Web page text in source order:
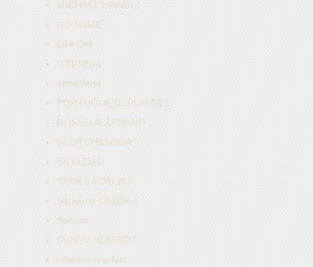
MICHAEL LINNELL
NO NAME
OFFON
ORIGINAL
ottod'Ame
PORTUGUESE FLANNEL
ROSSO ALTIGIANO
SCOTCH&SODA
SILKLOAD
SISSEL EDELBO
Souvenir Clubbing
Spoom.
SUNNY NOMADO
taisetsu product